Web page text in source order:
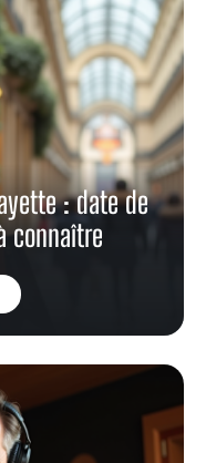
: date de
connaître